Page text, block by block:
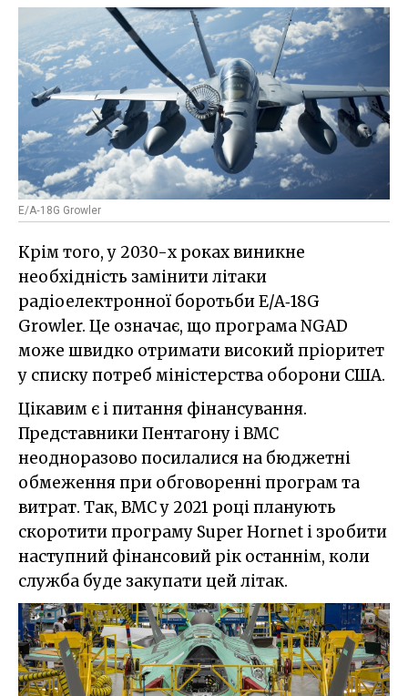
E/A‑18G Growler
Крім того, у 2030-х роках виникне
необхідність замінити літаки
радіоелектронної боротьби E/A‑18G
Growler. Це означає, що програма NGAD
може швидко отримати високий пріоритет
у списку потреб міністерства оборони США.
Цікавим є і питання фінансування.
Представники Пентагону і ВМС
неодноразово посилалися на бюджетні
обмеження при обговоренні програм та
витрат. Так, ВМС у 2021 році планують
скоротити програму Super Hornet і зробити
наступний фінансовий рік останнім, коли
служба буде закупати цей літак.